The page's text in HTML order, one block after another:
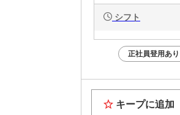
シフト
正社員登用あり
キープに追加